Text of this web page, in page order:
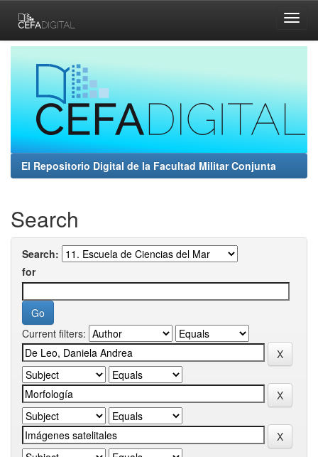
navigation
El Repositorio Digital de la Facultad Militar Conjunta
Search
Search:
for
Current filters: